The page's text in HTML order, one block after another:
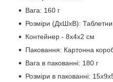
Вага: 160 г
Розміри (ДхШхВ):
Контейнер - 8х4х2 см
Паковання: Картонна
Вага в пакованні: 180 г
Розміри в пакованні: